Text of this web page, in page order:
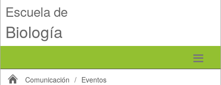
Escuela de
Biología
Comunicación / Eventos